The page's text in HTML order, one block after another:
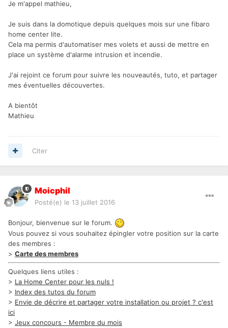
Je m'appel mathieu,
Je suis dans la domotique depuis quelques mois sur une fibaro
home center lite.
Cela ma permis d'automatiser mes volets et aussi de mettre en
place un système d'alarme intrusion et incendie.
J'ai rejoint ce forum pour suivre les nouveautés, tuto, et partager
mes éventuelles découvertes.
A bientôt
Mathieu
Citer
Moicphil
Posté(e) le 13 juillet 2016
Bonjour, bienvenue sur le forum.
Vous pouvez si vous souhaitez épingler votre position sur la carte
des membres :
> Carte des membres
Quelques liens utiles :
> La Home Center pour les nuls !
> Index des tutos du forum
> Envie de décrire et partager votre installation ou projet ? c'est
ici
> Jeux concours - Membre du mois